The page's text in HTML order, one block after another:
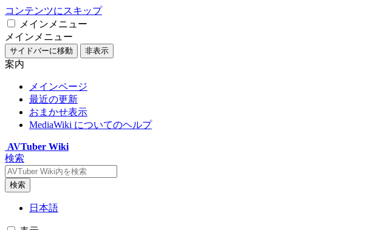
コンテンツにスキップ
メインメニュー
メインメニュー
サイドバーに移動 非表示
案内
メインページ
最近の更新
おまかせ表示
MediaWiki についてのヘルプ
AVTuber Wiki
検索
検索
日本語